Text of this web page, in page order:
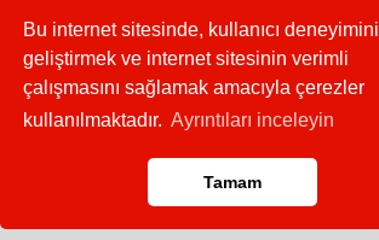
Bu internet sitesinde, kullanıcı deneyimini
geliştirmek ve internet sitesinin verimli
çalışmasını sağlamak amacıyla çerezler
kullanılmaktadır. Ayrıntıları inceleyin
Tamam
Anasayfa
RSS